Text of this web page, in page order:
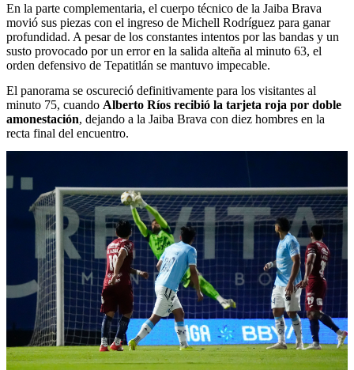
En la parte complementaria, el cuerpo técnico de la Jaiba Brava
movió sus piezas con el ingreso de Michell Rodríguez para ganar
profundidad. A pesar de los constantes intentos por las bandas y un
susto provocado por un error en la salida alteña al minuto 63, el
orden defensivo de Tepatitlán se mantuvo impecable.
El panorama se oscureció definitivamente para los visitantes al
minuto 75, cuando Alberto Ríos recibió la tarjeta roja por doble
amonestación, dejando a la Jaiba Brava con diez hombres en la
recta final del encuentro.